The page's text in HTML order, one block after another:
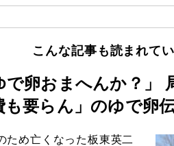
こんな記事も読まれて
で卵おまへんか？」
も要らん」のゆで卵
め亡くなった板東英二